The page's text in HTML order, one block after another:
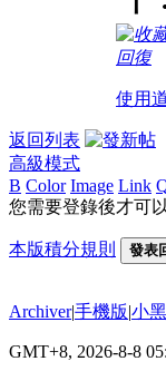
回復
使用
返回列表
高級模式
B Color Image Link
您需要登錄後才可
本版積分規則 發表
Archiver|手機版|小
GMT+8, 2026-8-8